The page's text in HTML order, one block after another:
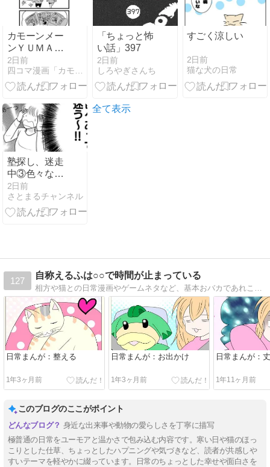
カモーンメー
ンＹＵＭＡく
ん Additional
Taim 122「ニ
ックネーム」
2日前
四コマ漫画「カモーンメーン！YUMAくん」
「ちょっと怖
い話」397
2日前
しろやぎさんち
すごく涼しい
2日前
猫な犬の日常
塾探し、迷走
中③色々な条
件で塾を探し
てみるが…？
2日前
さとまるチャンネル
全て表示
127
自称えるふは○○で時間が止まっている
日常まんが：整える
1年3ヶ月前
日常まんが：お出かけ
1年3ヶ月前
日常まんが：
1年11ヶ月前
このブログのここがポイント
身近な出来事や動物の愛らしさを丁寧に描写
極普通の日常をユーモアと温かさで包み込む内容です。寒い日や猫のほっ
こりとした仕草、ちょっとしたハプニングや気づきなど、読者が共感しや
すいテーマを軽やかに綴っています。日常のちょっとした幸せや面白さを